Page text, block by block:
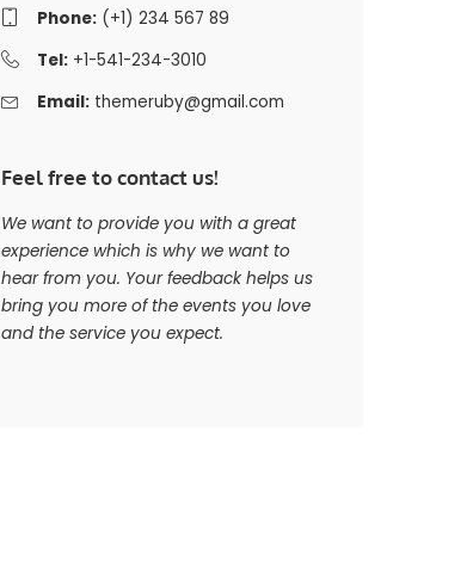
Phone:(+1) 234 567 89
Tel:+1-541-234-3010
Email: themeruby@gmail.com
Feel free to contact us!
We want to provide you with a great
experience which is why we want to
hear from you. Your feedback helps us
bring you more of the events you love
and the service you expect.